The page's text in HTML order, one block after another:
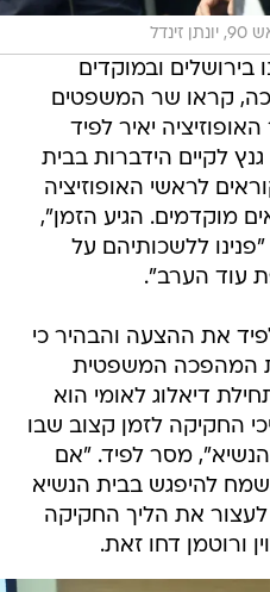
זינדל
ובמוקדים
קראו שר המשפטים
האופוזיציה יאיר לפיד
לקיים הידברות בבית
לראשי האופוזיציה
מוקדמים. הגיע הזמן",
ללשכותיהם על
עוד הערב".
את ההצעה והבהיר כי
המהפכה המשפטית
דיאלוג לאומי הוא
החקיקה לזמן קצוב שבו
הנשיא", מסר לפיד. "אם
להיפגש בבית הנשיא
את הליך החקיקה
ורוטמן דחו זאת.